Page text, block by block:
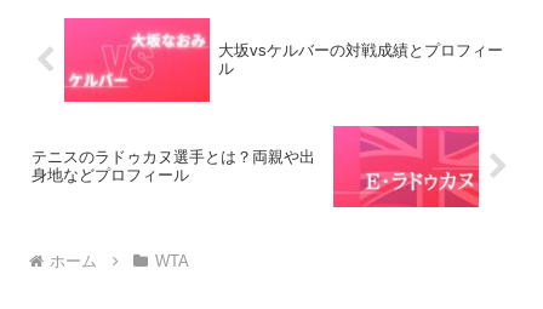
大坂vsケルバーの対戦成績とプロフィー
ル
テニスのラドゥカヌ選手とは？両親や出
身地などプロフィール
ホーム WTA